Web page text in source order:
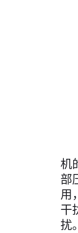
机
部
用
干
扰